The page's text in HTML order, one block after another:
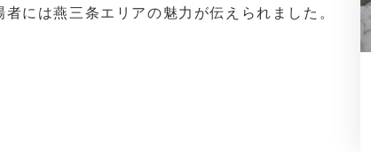
には燕三条エリアの魅力が伝えられました。